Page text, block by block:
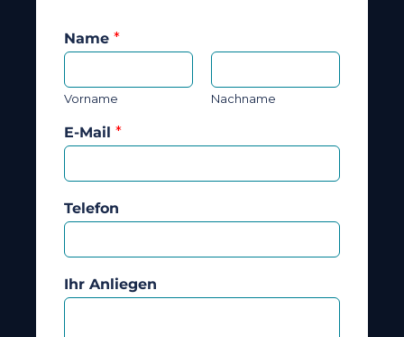
Name *
Vorname Nachname
E-Mail *
Telefon
Ihr Anliegen